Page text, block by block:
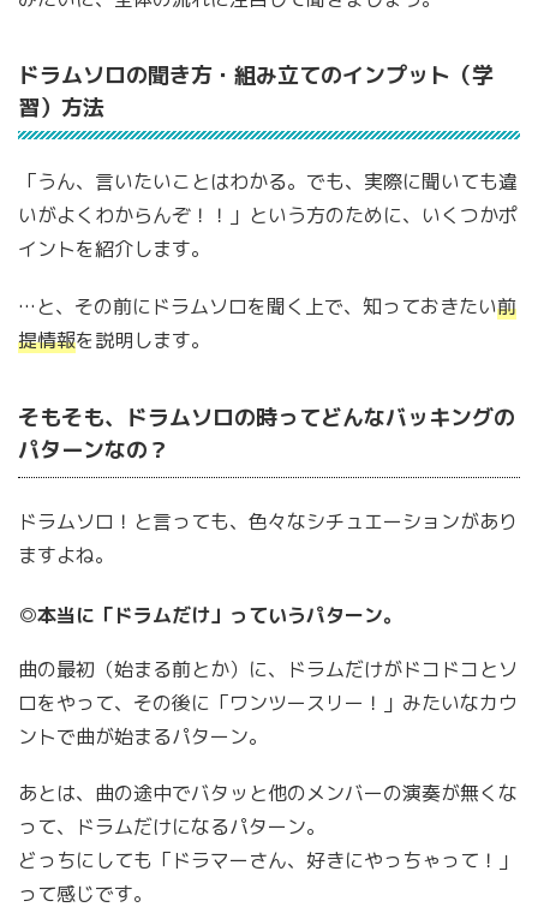
ドラムソロの聞き方・組み立てのインプット（学
習）方法
「うん、言いたいことはわかる。でも、実際に聞いても違
いがよくわからんぞ！！」という方のために、いくつかポ
イントを紹介します。
…と、その前にドラムソロを聞く上で、知っておきたい前
提情報を説明します。
そもそも、ドラムソロの時ってどんなバッキングの
パターンなの？
ドラムソロ！と言っても、色々なシチュエーションがあり
ますよね。
◎本当に「ドラムだけ」っていうパターン。
曲の最初（始まる前とか）に、ドラムだけがドコドコとソ
ロをやって、その後に「ワンツースリー！」みたいなカウ
ントで曲が始まるパターン。
あとは、曲の途中でバタッと他のメンバーの演奏が無くな
って、ドラムだけになるパターン。
どっちにしても「ドラマーさん、好きにやっちゃって！」
って感じです。